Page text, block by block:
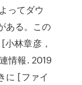
ってダウ
ある。この
林章彦，
情報. 2019
に [ファイ